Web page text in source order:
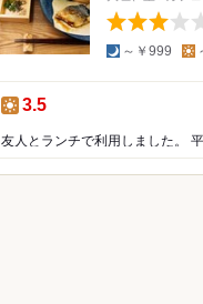
パン・サンドイッチ
夜 ～￥999 昼
昼の点数：
3.5